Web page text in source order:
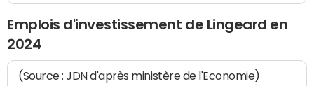
Emplois d'investissement de Lingeard en
2024
(Source : JDN d'après ministère de l'Economie)